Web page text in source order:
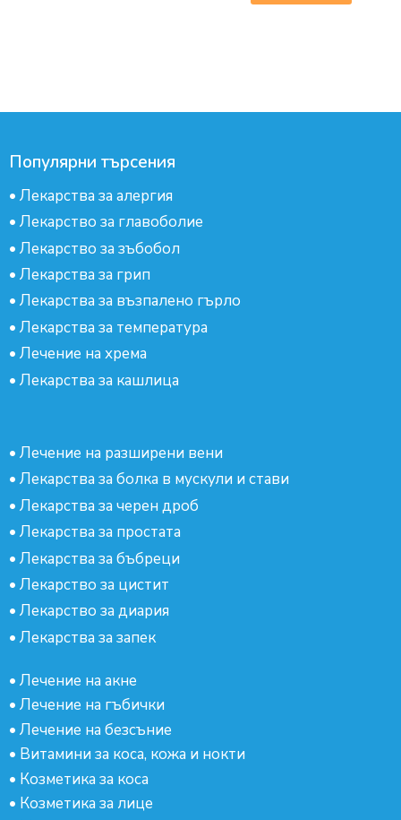
Популярни търсения
• Лекарства за алергия
• Лекарство за главоболие
• Лекарство за зъбобол
• Лекарства за грип
• Лекарства за възпалено гърло
• Лекарства за температура
• Лечение на хрема
• Лекарства за кашлица
• Лечение на разширени вени
• Лекарства за болка в мускули и стави
• Лекарства за черен дроб
• Лекарства за простата
• Лекарства за бъбреци
• Лекарство за цистит
• Лекарство за диария
• Лекарства за запек
• Лечение на акне
• Лечение на гъбички
• Лечение на безсъние
• Витамини за коса, кожа и нокти
• Козметика за коса
• Козметика за лице